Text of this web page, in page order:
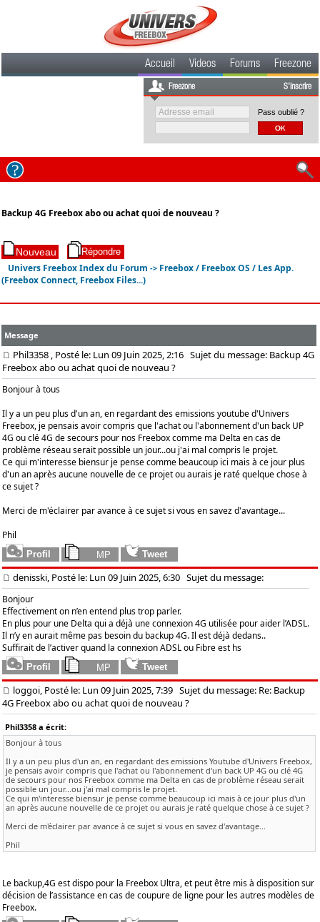
Accueil Videos Forums Freezone
Freezone S'inscrire
Pass oublié ?
Backup 4G Freebox abo ou achat quoi de nouveau ?
Univers Freebox Index du Forum -> Freebox / Freebox OS / Les App.
(Freebox Connect, Freebox Files...)
Message
Phil3358 , Posté le: Lun 09 Juin 2025, 2:16 Sujet du message: Backup 4G
Freebox abo ou achat quoi de nouveau ?
Bonjour à tous
Il y a un peu plus d'un an, en regardant des emissions youtube d'Univers
Freebox, je pensais avoir compris que l'achat ou l'abonnement d'un back UP
4G ou clé 4G de secours pour nos Freebox comme ma Delta en cas de
problème réseau serait possible un jour...ou j'ai mal compris le projet.
Ce qui m'interesse biensur je pense comme beaucoup ici mais à ce jour plus
d'un an après aucune nouvelle de ce projet ou aurais je raté quelque chose à
ce sujet ?
Merci de m'éclairer par avance à ce sujet si vous en savez d'avantage...
Phil
denisski, Posté le: Lun 09 Juin 2025, 6:30 Sujet du message:
Bonjour
Effectivement on n’en entend plus trop parler.
En plus pour une Delta qui a déjà une connexion 4G utilisée pour aider l’ADSL.
Il n’y en aurait même pas besoin du backup 4G. Il est déjà dedans..
Suffirait de l’activer quand la connexion ADSL ou Fibre est hs
loggoi, Posté le: Lun 09 Juin 2025, 7:39 Sujet du message: Re: Backup
4G Freebox abo ou achat quoi de nouveau ?
Phil3358 a écrit:
Bonjour à tous
Il y a un peu plus d'un an, en regardant des emissions Youtube d'Univers Freebox,
je pensais avoir compris que l'achat ou l'abonnement d'un back UP 4G ou clé 4G
de secours pour nos Freebox comme ma Delta en cas de problème réseau serait
possible un jour...ou j'ai mal compris le projet.
Ce qui m'interesse biensur je pense comme beaucoup ici mais à ce jour plus d'un
an après aucune nouvelle de ce projet ou aurais je raté quelque chose à ce sujet ?
Merci de m'éclairer par avance à ce sujet si vous en savez d'avantage...
Phil
Le backup,4G est dispo pour la Freebox Ultra, et peut être mis à disposition sur
décision de l’assistance en cas de coupure de ligne pour les autres modèles de
Freebox.